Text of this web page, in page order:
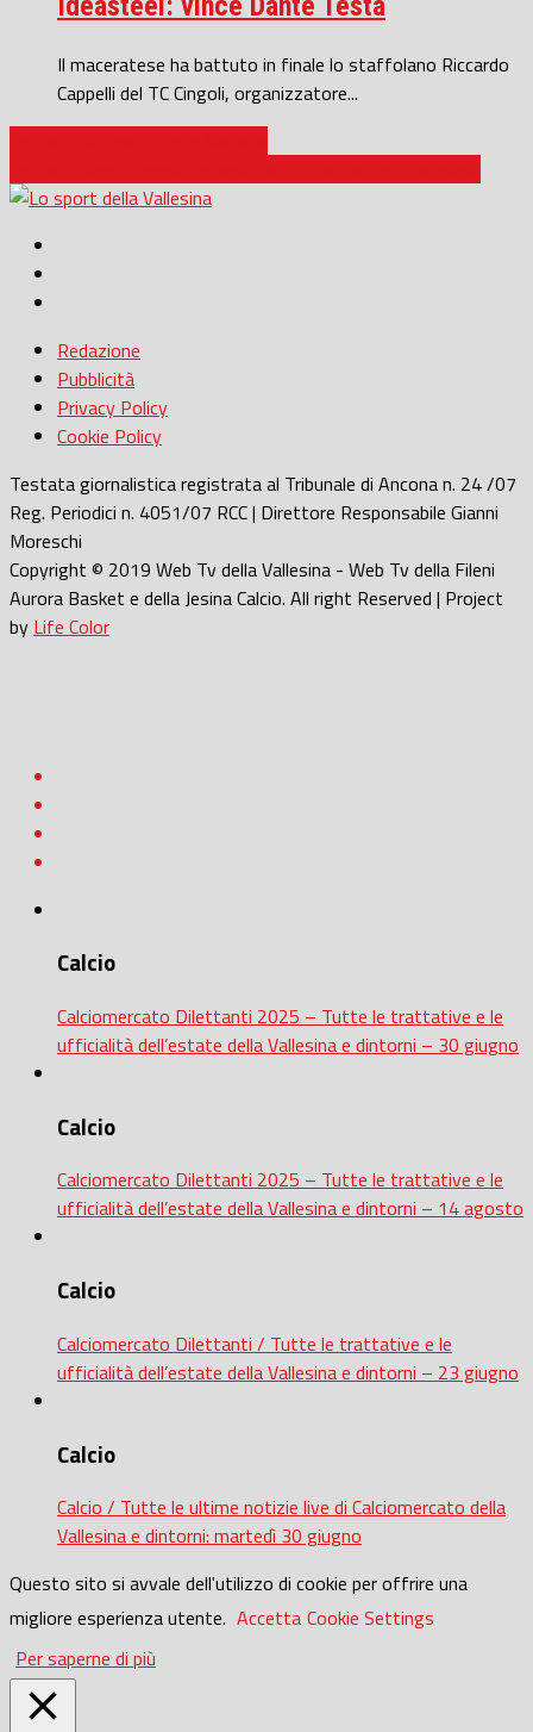
Il maceratese ha battuto in finale lo staffolano Riccardo
Cappelli del TC Cingoli, organizzatore...
Redazione
Pubblicità
Privacy Policy
Cookie Policy
Testata giornalistica registrata al Tribunale di Ancona n. 24 /07
Reg. Periodici n. 4051/07 RCC | Direttore Responsabile Gianni
Moreschi
Copyright © 2019 Web Tv della Vallesina - Web Tv della Fileni
Aurora Basket e della Jesina Calcio. All right Reserved | Project
by Life Color
Calcio
Calciomercato Dilettanti 2025 – Tutte le trattative e le
ufficialità dell’estate della Vallesina e dintorni – 30 giugno
Calcio
Calciomercato Dilettanti 2025 – Tutte le trattative e le
ufficialità dell’estate della Vallesina e dintorni – 14 agosto
Calcio
Calciomercato Dilettanti / Tutte le trattative e le
ufficialità dell’estate della Vallesina e dintorni – 23 giugno
Calcio
Calcio / Tutte le ultime notizie live di Calciomercato della
Vallesina e dintorni: martedì 30 giugno
Questo sito si avvale dell'utilizzo di cookie per offrire una
migliore esperienza utente. Accetta Cookie Settings
Per saperne di più